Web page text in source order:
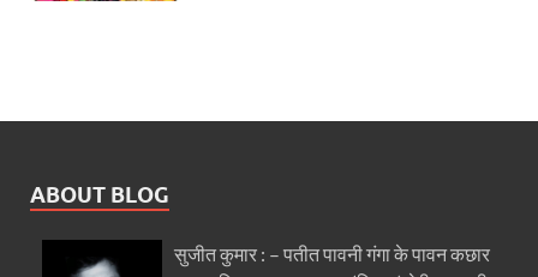
ABOUT BLOG
सुजीत कुमार : – पतीत पावनी गंगा के पावन कछार